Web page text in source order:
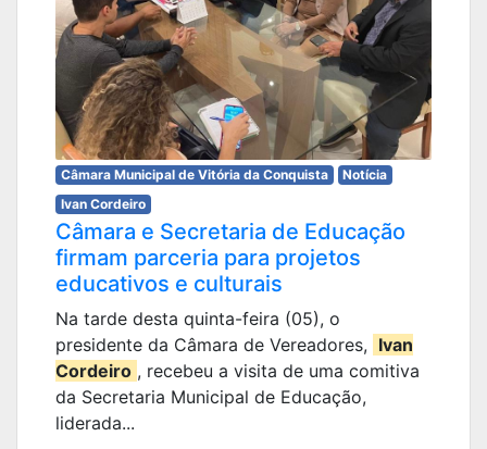
Câmara Municipal de Vitória da Conquista
Notícia
Ivan Cordeiro
Câmara e Secretaria de Educação
firmam parceria para projetos
educativos e culturais
Na tarde desta quinta-feira (05), o
presidente da Câmara de Vereadores, Ivan
Cordeiro , recebeu a visita de uma comitiva
da Secretaria Municipal de Educação,
liderada...